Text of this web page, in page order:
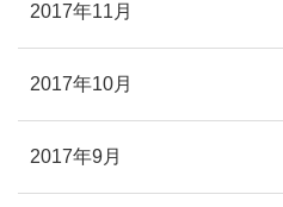
2017年11月
2017年10月
2017年9月